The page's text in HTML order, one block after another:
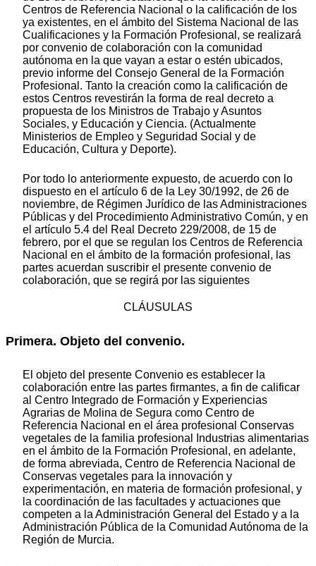
Centros de Referencia Nacional o la calificación de los
ya existentes, en el ámbito del Sistema Nacional de las
Cualificaciones y la Formación Profesional, se realizará
por convenio de colaboración con la comunidad
autónoma en la que vayan a estar o estén ubicados,
previo informe del Consejo General de la Formación
Profesional. Tanto la creación como la calificación de
estos Centros revestirán la forma de real decreto a
propuesta de los Ministros de Trabajo y Asuntos
Sociales, y Educación y Ciencia. (Actualmente
Ministerios de Empleo y Seguridad Social y de
Educación, Cultura y Deporte).
Por todo lo anteriormente expuesto, de acuerdo con lo
dispuesto en el artículo 6 de la Ley 30/1992, de 26 de
noviembre, de Régimen Jurídico de las Administraciones
Públicas y del Procedimiento Administrativo Común, y en
el artículo 5.4 del Real Decreto 229/2008, de 15 de
febrero, por el que se regulan los Centros de Referencia
Nacional en el ámbito de la formación profesional, las
partes acuerdan suscribir el presente convenio de
colaboración, que se regirá por las siguientes
CLÁUSULAS
Primera. Objeto del convenio.
El objeto del presente Convenio es establecer la
colaboración entre las partes firmantes, a fin de calificar
al Centro Integrado de Formación y Experiencias
Agrarias de Molina de Segura como Centro de
Referencia Nacional en el área profesional Conservas
vegetales de la familia profesional Industrias alimentarias
en el ámbito de la Formación Profesional, en adelante,
de forma abreviada, Centro de Referencia Nacional de
Conservas vegetales para la innovación y
experimentación, en materia de formación profesional, y
la coordinación de las facultades y actuaciones que
competen a la Administración General del Estado y a la
Administración Pública de la Comunidad Autónoma de la
Región de Murcia.